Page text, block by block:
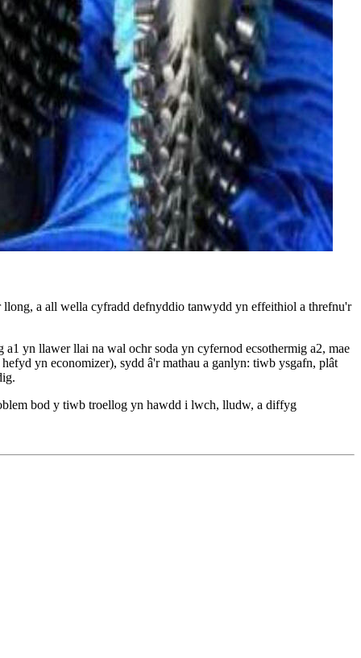
a all wella cyfradd defnyddio tanwydd yn effeithiol a threfnu'r
yn llawer llai na wal ochr soda yn cyfernod ecsothermig a2, mae
yn economizer), sydd â'r mathau a ganlyn: tiwb ysgafn, plât
bod y tiwb troellog yn hawdd i lwch, lludw, a diffyg